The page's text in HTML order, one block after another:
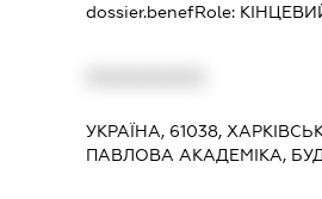
dossier.benefRole:
УКРАЇНА, 61038,
ПАВЛОВА АКАДЕМІКА,